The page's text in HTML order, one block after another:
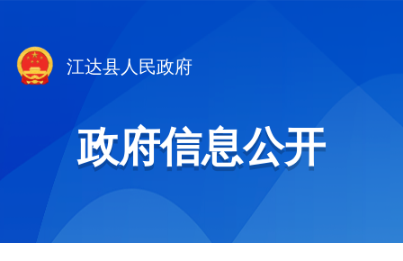
江达县人民政府
政府信息公开